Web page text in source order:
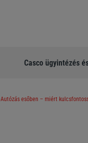
Casco ügyintézés
Autózás esőben – miért